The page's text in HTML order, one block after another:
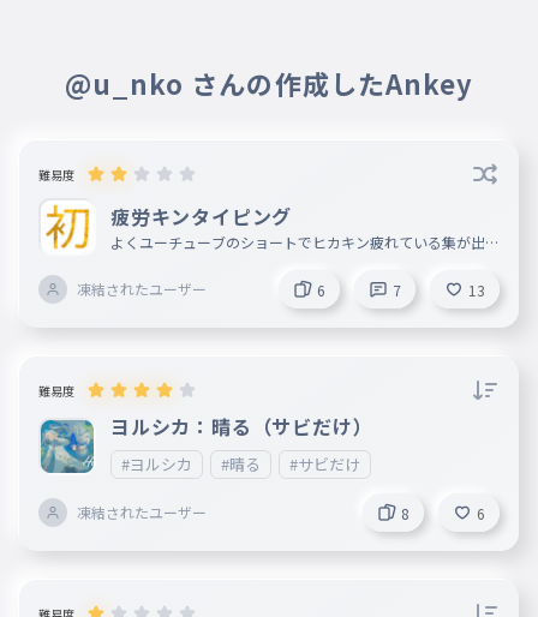
ね〜
@u_nko さんの作成したAnkey
難易度
疲労キンタイピング
よくユーチューブのショートでヒカキン疲れている集が出て
のでやってみてください。 初めてのタイピングを作ったの
で、できればみんなにいいねフォローをしてほしいです。プ
レイしてください！お願いします！ 難しすぎたので更新し
ました改めてプレイお願いします。
凍結されたユーザー 6 7 13
難易度
ヨルシカ：晴る（サビだけ）
#ヨルシカ #晴る #サビだけ
凍結されたユーザー 8 6
難易度